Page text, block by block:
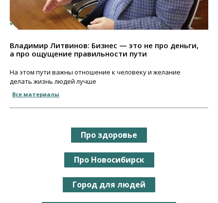
Владимир Литвинов: Бизнес — это не про деньги,
а про ощущение правильности пути
На этом пути важны отношение к человеку и желание
делать жизнь людей лучше
Все материалы
Про здоровье
Про Новосибирск
Город для людей